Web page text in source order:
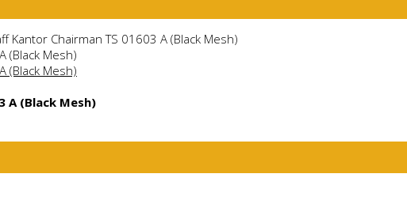
Kantor Chairman TS 01603 A (Black Mesh)
A (Black Mesh)